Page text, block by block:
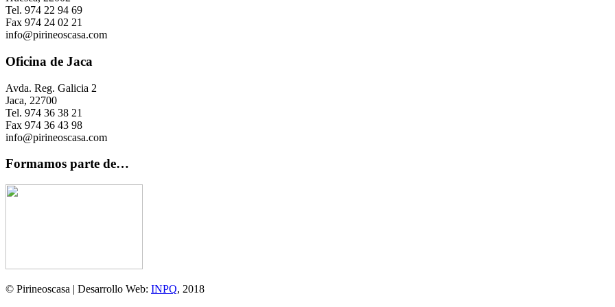
Tel. 974 22 94 69
Fax 974 24 02 21
info@pirineoscasa.com
Oficina de Jaca
Avda. Reg. Galicia 2
Jaca, 22700
Tel. 974 36 38 21
Fax 974 36 43 98
info@pirineoscasa.com
Formamos parte de…
© Pirineoscasa | Desarrollo Web: INPQ, 2018